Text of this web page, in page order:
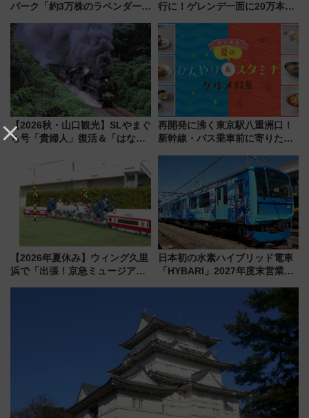
パーク「約3万株のラベンダー」
で都心から約1時間半で夏の絶景
を！
行に！ゲレンデ一面に20万本の
アひまわり園」開園
【2026秋・山口観光】SLやまぐ
ち号「貴婦人」復活＆「はなあ
注目観光列車まとめ きっぷの取
再開発に沸く東京駅八重洲口！
新幹線・バス乗車前に寄りたい
やり＆スタミナグルメ」6選【新
店舗も！】
【2026年夏休み】ウィング久里
浜で「出張！京急ミュージア
日本初の水素ハイブリッド電車
「HYBARI」2027年度末営業運